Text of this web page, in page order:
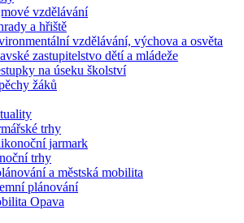
vzdělávání
a hřiště
vzdělávání, výchova a osvěta
zastupitelstvo dětí a mládeže
na úseku školství
žáků
trhy
jarmark
trhy
a městská mobilita
plánování
Opava